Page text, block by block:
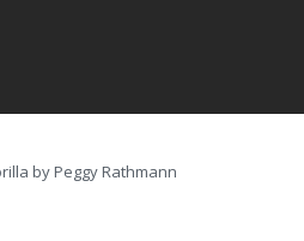
by Peggy Rathmann